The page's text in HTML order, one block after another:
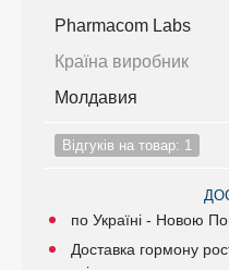
Pharmacom Labs
Країна виробник
Молдавия
Відгуків на товар: 1
по Україні - Новою
Доставка гормону